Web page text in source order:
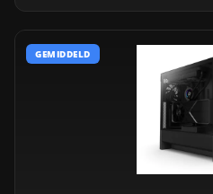
GEMIDDELD